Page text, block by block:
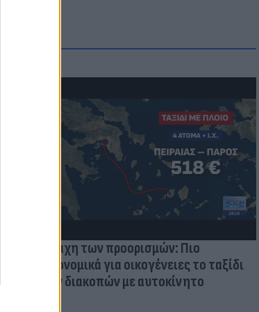
Η μάχη των προορισμών: Πιο
οικονομικά για οικογένειες το ταξίδι
των διακοπών με αυτοκίνητο